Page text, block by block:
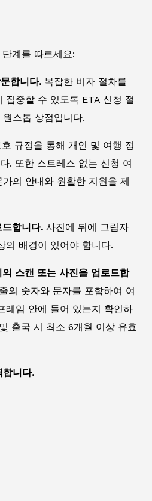
계를 따르세요:
합니다. 복잡한 비자 절차를
집중할 수 있도록 ETA 신청 절
스톱 상점입니다.
규정을 통해 개인 및 여행 정
. 또한 스트레스 없는 신청 여
의 안내와 원활한 지원을 제
합니다. 사진에 뒤에 그림자
의 배경이 있어야 합니다.
스캔 또는 사진을 업로드합
의 숫자와 문자를 포함하여 여
레임 안에 들어 있는지 확인하
출국 시 최소 6개월 이상 유효
니다.